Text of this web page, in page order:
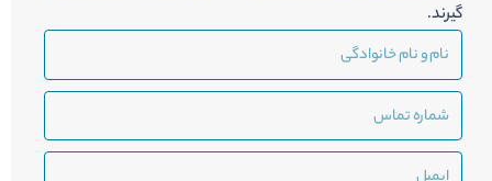
گیرند.
نام
و
نام
خانوادگی
شماره
تماس
ایمیل